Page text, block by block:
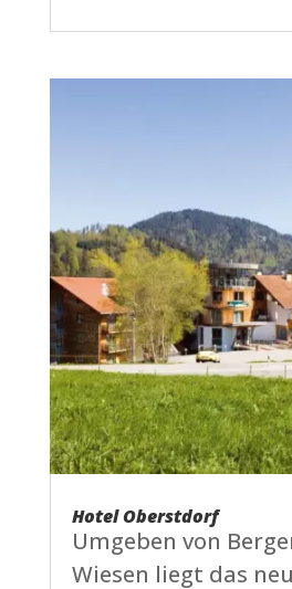
Hotel Oberstdorf
Umgeben von
Wiesen liegt das